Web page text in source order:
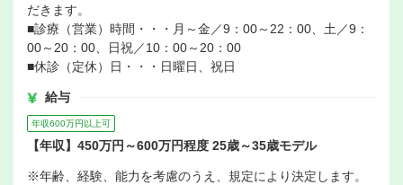
だきます。
■診療（営業）時間・・・月～金／9：00～22：00、土／9：
00～20：00、日祝／10：00～20：00
■休診（定休）日・・・日曜日、祝日
給与
年収600万円以上可
【年収】450万円～600万円程度 25歳～35歳モデル
※年齢、経験、能力を考慮のうえ、規定により決定します。